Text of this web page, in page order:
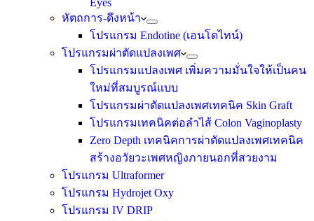
Eyes
หัตถการ-ดึงหน้า
โปรแกรม Endotine (เอนโดไทน์)
โปรแกรมผ่าตัดแปลงเพศ
โปรแกรมแปลงเพศ เพิ่มความมั่นใจให้เป็นคน
ใหม่ที่สมบูรณ์แบบ
โปรแกรมผ่าตัดแปลงเพศเทคนิค Skin Graft
โปรแกรมเทคนิคต่อลำไส้ Colon Vaginoplasty
Zero Depth เทคนิคการผ่าตัดแปลงเพศเทคนิค
สร้างอวัยวะเพศหญิงภายนอกที่สวยงาม
โปรแกรม Ultraformer
โปรแกรม Hydrojet Oxy
โปรแกรม IV DRIP